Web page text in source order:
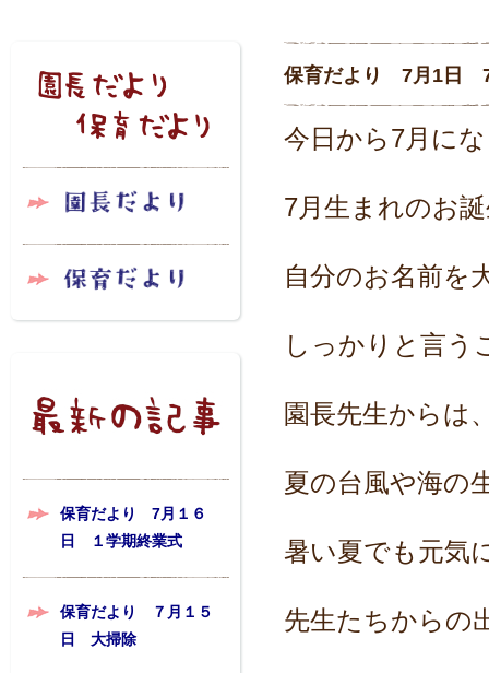
保育だより 7月１６
日 １学期終業式
保育だより ７月１５
日 大掃除
保育だより 7月1日
今日から7月に
7月生まれのお
自分のお名前を
しっかりと言う
園長先生からは
夏の台風や海の
暑い夏でも元気
先生たちからの